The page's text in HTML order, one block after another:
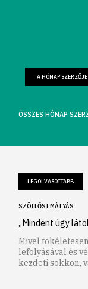
FARKAS
A HÓNAP SZERZŐJE
ÖSSZES HÓNAP
LEGOLVASOTTABB
SZÖLLŐSI MÁTYÁS
„Mindent úgy
Mivel
lefolyásával és
kezdeti sokkon,